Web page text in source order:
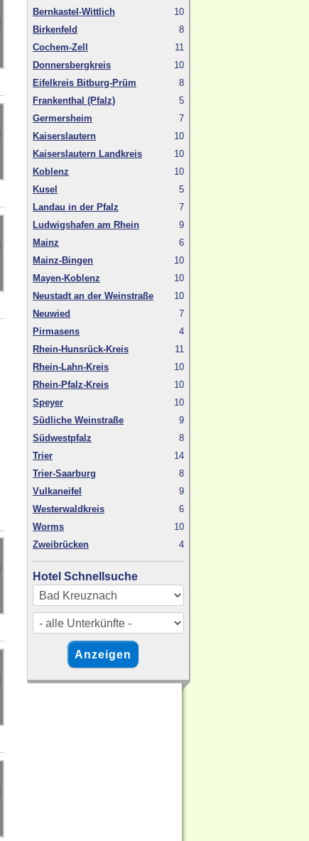
Bernkastel-Wittlich
10
Birkenfeld
8
Cochem-Zell
11
Donnersbergkreis
10
Eifelkreis Bitburg-Prüm
8
Frankenthal (Pfalz)
5
Germersheim
7
Kaiserslautern
10
Kaiserslautern Landkreis
10
Koblenz
10
Kusel
5
Landau in der Pfalz
7
Ludwigshafen am Rhein
9
Mainz
6
Mainz-Bingen
10
Mayen-Koblenz
10
Neustadt an der Weinstraße
10
Neuwied
7
Pirmasens
4
Rhein-Hunsrück-Kreis
11
Rhein-Lahn-Kreis
10
Rhein-Pfalz-Kreis
10
Speyer
10
Südliche Weinstraße
9
Südwestpfalz
8
Trier
14
Trier-Saarburg
8
Vulkaneifel
9
Westerwaldkreis
6
Worms
10
Zweibrücken
4
Hotel Schnellsuche